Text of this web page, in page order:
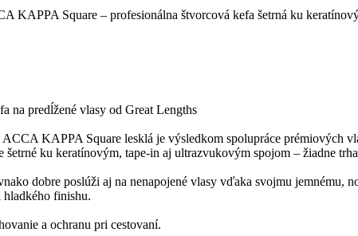
KAPPA Square – profesionálna štvorcová kefa šetrná ku
na predĺžené vlasy od Great Lengths
KAPPA Square lesklá je výsledkom spolupráce prémiových
ku keratínovým, tape-in aj ultrazvukovým spojom – žiadne
dobre poslúži aj na nenapojené vlasy vďaka svojmu
finishu.
a ochranu pri cestovaní.